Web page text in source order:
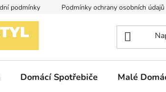
podmínky Podmínky ochrany osobních údajů
Domácí Spotřebiče Malé